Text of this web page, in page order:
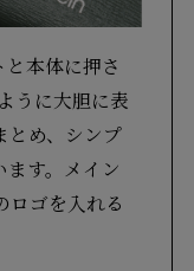
本体に押さ
うに大胆に表
とめ、シンプ
す。メイン
ゴを入れる